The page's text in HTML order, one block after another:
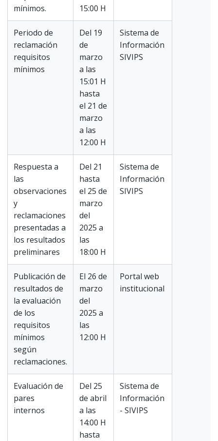
mínimos.
15:00 H
Periodo de
reclamación
requisitos
mínimos
Del 19
de
marzo
a las
15:01 H
hasta
el 21 de
marzo
a las
12:00 H
Sistema de
Información
SIVIPS
Respuesta a
las
observaciones
y
reclamaciones
presentadas a
los resultados
preliminares
Del 21
hasta
el 25 de
marzo
del
2025 a
las
18:00 H
Sistema de
Información
SIVIPS
Publicación de
resultados de
la evaluación
de los
requisitos
mínimos
según
reclamaciones.
El 26 de
marzo
del
2025 a
las
12:00 H
Portal web
institucional
Evaluación de
pares
internos
Del 25
de abril
a las
14:00 H
hasta
Sistema de
Información
- SIVIPS